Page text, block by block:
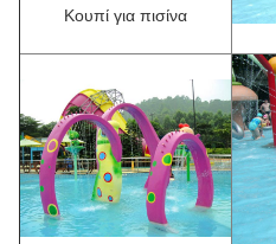
Κουπί για πισίνα